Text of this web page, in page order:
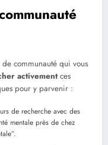
communauté qui vous
activementces
pour y parvenir :
de recherche avec des
mentale près de chez